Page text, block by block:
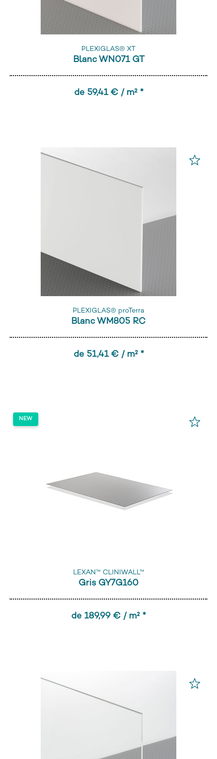
PLEXIGLAS® XT
Blanc WN071 GT
de 59,41 € / m² *
PLEXIGLAS® proTerra
Blanc WM805 RC
de 51,41 € / m² *
LEXAN™ CLINIWALL™
Gris GY7G160
de 189,99 € / m² *